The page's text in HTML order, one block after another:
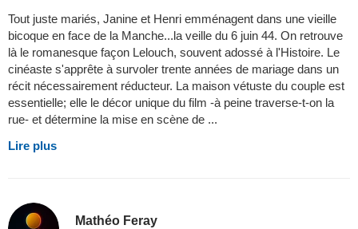
Tout juste mariés, Janine et Henri emménagent dans une vieille
bicoque en face de la Manche...la veille du 6 juin 44. On retrouve
là le romanesque façon Lelouch, souvent adossé à l'Histoire. Le
cinéaste s'apprête à survoler trente années de mariage dans un
récit nécessairement réducteur. La maison vétuste du couple est
essentielle; elle le décor unique du film -à peine traverse-t-on la
rue- et détermine la mise en scène de ...
Lire plus
Mathéo Feray